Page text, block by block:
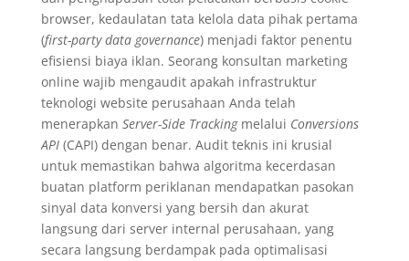
browser, kedaulatan tata kelola data pihak pertama
(first-party data governance) menjadi faktor penentu
efisiensi biaya iklan. Seorang konsultan marketing
online wajib mengaudit apakah infrastruktur
teknologi website perusahaan Anda telah
menerapkan Server-Side Trackingmelalui Conversions
API(CAPI) dengan benar. Audit teknis ini krusial
untuk memastikan bahwa algoritma kecerdasan
buatan platform periklanan mendapatkan pasokan
sinyal data konversi yang bersih dan akurat
langsung dari server internal perusahaan, yang
secara langsung berdampak pada optimalisasi